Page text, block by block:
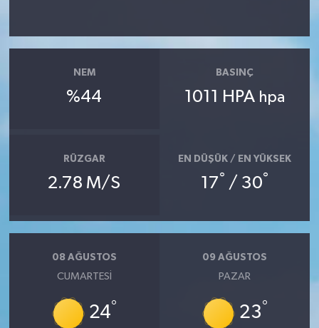
NEM
%44
BASINÇ
1011 HPA hpa
RÜZGAR
2.78 M/S
EN DÜŞÜK / EN YÜKSEK
17° / 30°
08 AĞUSTOS
CUMARTESI
24°
09 AĞUSTOS
PAZAR
23°